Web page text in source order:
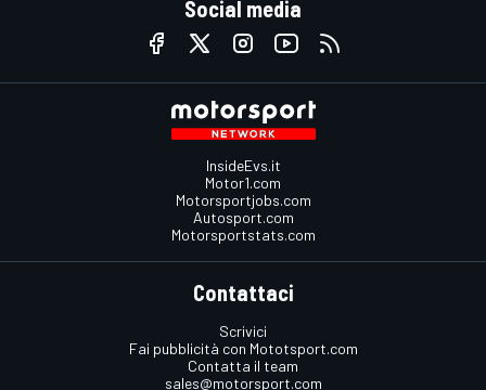
Social media
InsideEvs.it
Motor1.com
Motorsportjobs.com
Autosport.com
Motorsportstats.com
Contattaci
Scrivici
Fai pubblicità con Mototsport.com
Contatta il team
sales@motorsport.com